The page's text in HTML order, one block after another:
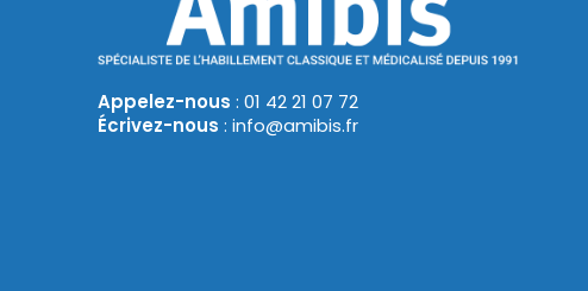
Appelez-nous : 01 42 21 07 72
Écrivez-nous : info@amibis.fr